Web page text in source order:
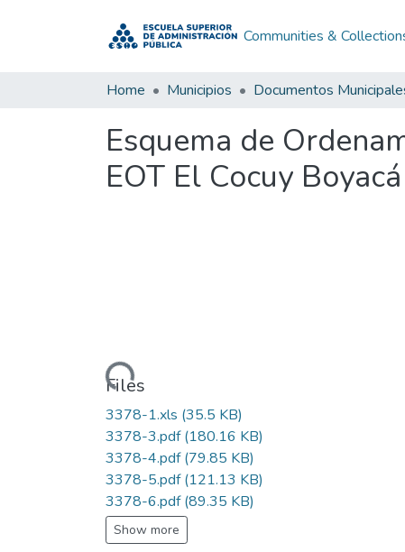
Communities &
Home Municipios Documentos
Esquema de
EOT El Cocuy
Loading...
Files
3378-1.xls (35.5 KB)
3378-3.pdf(180.16 KB)
3378-4.pdf(79.85 KB)
3378-5.pdf(121.13 KB)
3378-6.pdf(89.35 KB)
Show more